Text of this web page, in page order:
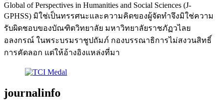
Global of Perspectives in Humanities and Social Sciences (J-
GPHSS) มิใช่เป็นทรรศนะและความคิดของผู้จัดทำจึงมิใช่ความ
รับผิดชอบของบัณฑิตวิทยาลัย มหาวิทยาลัยราชภัฏวไลย
อลงกรณ์ ในพระบรมราชูปถัมภ์ กองบรรณาธิการไม่สงวนสิทธิ์
การคัดลอก แต่ให้อ้างอิงแหล่งที่มา
journalinfo